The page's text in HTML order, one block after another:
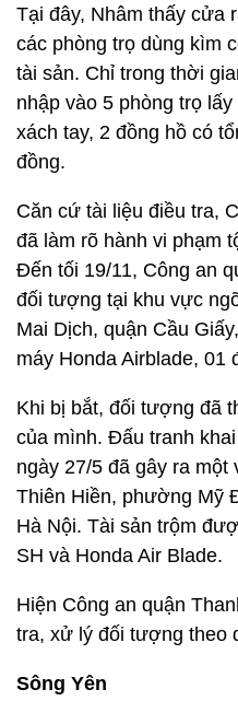
Tại đây, Nhâm thấy cửa
các phòng trọ dùng kìm
tài sản. Chỉ trong thời
nhập vào 5 phòng trọ
xách tay, 2 đồng hồ có
đồng.
Căn cứ tài liệu điều tra,
đã làm rõ hành vi phạm
Đến tối 19/11, Công an
đối tượng tại khu vực
Mai Dịch, quận Cầu
máy Honda Airblade, 01
Khi bị bắt, đối tượng đã
của mình. Đấu tranh
ngày 27/5 đã gây ra một
Thiên Hiền, phường Mỹ
Hà Nội. Tài sản trộm
SH và Honda Air Blade.
Hiện Công an quận
tra, xử lý đối tượng theo
Sông Yên